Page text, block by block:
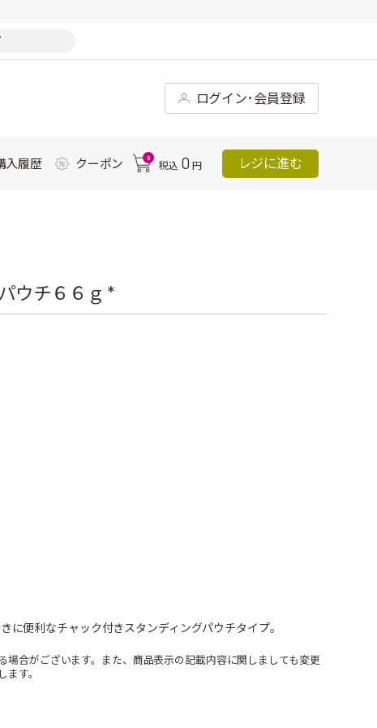
ログイン･会員登録
入履歴 クーポン 0
税込 0 円 レジに進む
ウチ６６ｇ *
便利なチャック付きスタンディングパウチタイプ。
合がございます。また、商品表示の記載内容に関しましても変更
す。